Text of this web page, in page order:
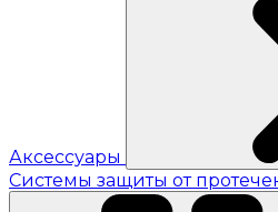
Аксессуары
Системы защиты от